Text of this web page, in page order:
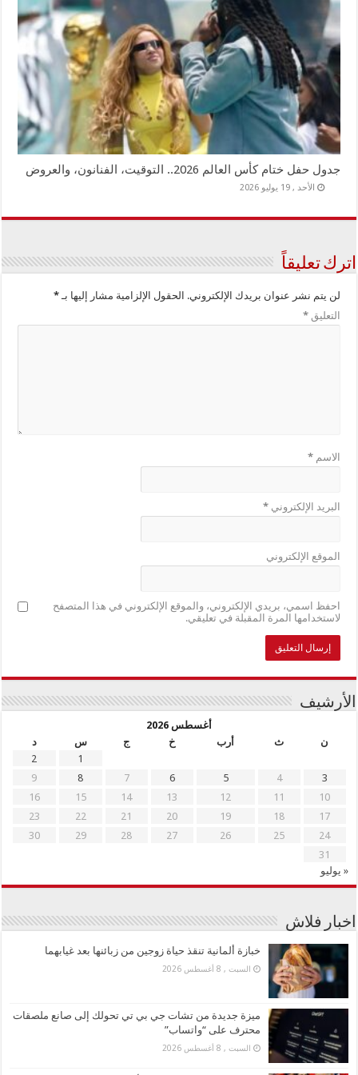
جدول حفل ختام كأس العالم 2026.. التوقيت، الفنانون، والعروض
الأحد , 19 يوليو 2026
اترك تعليقاً
لن يتم نشر عنوان بريدك الإلكتروني. الحقول الإلزامية مشار إليها بـ*
التعليق*
الاسم*
البريد الإلكتروني*
الموقع الإلكتروني
احفظ اسمي، بريدي الإلكتروني، والموقع الإلكتروني في هذا المتصفح
لاستخدامها المرة المقبلة في تعليقي.
الأرشيف
أغسطس 2026
ن
ث أرب خ ج س
د
1
2
3
4
5
6
7
8
9
10
11
12
13
14
15
16
17
18
19
20
21
22
23
24
25
26
27
28
29
30
31
« يوليو
اخبار فلاش
خبازة ألمانية تنقذ حياة زوجين من زبائنها بعد غيابهما
السبت , 8 أغسطس 2026
ميزة جديدة من تشات جي بي تي تحولك إلى صانع ملصقات
محترف على “واتساب”
السبت , 8 أغسطس 2026